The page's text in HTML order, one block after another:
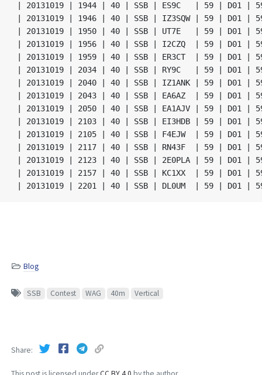
| 20131019 | 1944 | 40 | SSB | ES9C   | 59 | D01 |
| 20131019 | 1946 | 40 | SSB | IZ3SQW | 59 | D01 |
| 20131019 | 1950 | 40 | SSB | UT7E   | 59 | D01 |
| 20131019 | 1956 | 40 | SSB | I2CZQ  | 59 | D01 |
| 20131019 | 1959 | 40 | SSB | ER3CT  | 59 | D01 |
| 20131019 | 2034 | 40 | SSB | RY9C   | 59 | D01 |
| 20131019 | 2040 | 40 | SSB | IZ1ANK | 59 | D01 |
| 20131019 | 2043 | 40 | SSB | EA6AZ  | 59 | D01 |
| 20131019 | 2050 | 40 | SSB | EA1AJV | 59 | D01 |
| 20131019 | 2103 | 40 | SSB | EI3HDB | 59 | D01 |
| 20131019 | 2105 | 40 | SSB | F4EJW  | 59 | D01 |
| 20131019 | 2117 | 40 | SSB | RN43F  | 59 | D01 |
| 20131019 | 2123 | 40 | SSB | 2E0PLA | 59 | D01 |
| 20131019 | 2157 | 40 | SSB | KC1XX  | 59 | D01 |
Blog
SSB Contest WAG 40m Vertical
Share